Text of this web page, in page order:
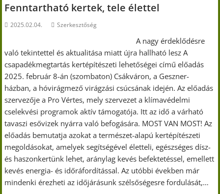
Fenntartható kertek, tele élettel
2025.02.04. Szerkesztőség
A nagy érdeklődésre
való tekintettel és aktualitása miatt újra hallható lesz A
csapadékmegtartás kertépítészeti lehetőségei című előadás
2025. február 8-án (szombaton) Csákváron, a Geszner-
házban, a hóvirágmező virágzási csúcsának idején. Az előadás
szervezője a Pro Vértes, mely szervezet a klímavédelmi
cselekvési programok aktív támogatója. Itt az idő a várható
tavaszi esővizek nyárra való befogására. MOST VAN MOST! Az
előadás bemutatja azokat a természet-alapú kertépítészeti
megoldásokat, amelyek segítségével életteli, egészséges dísz-
és haszonkertünk lehet, aránylag kevés befektetéssel, emellett
kevés energia- és időráfordítással. Az utóbbi években már
mindenki érezheti az időjárásunk szélsőségesre fordulását,…